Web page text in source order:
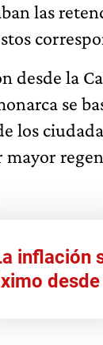
las
desde la
se
los
mayor
inflación